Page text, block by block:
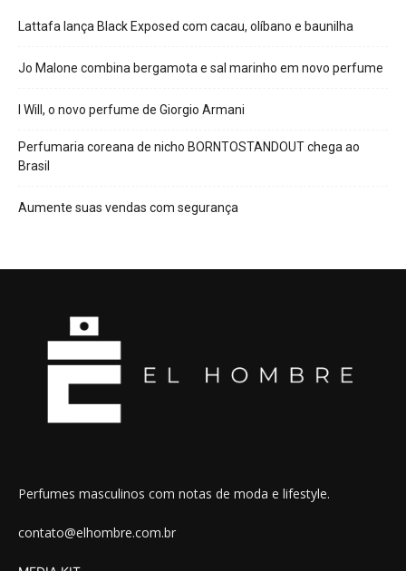
Lattafa lança Black Exposed com cacau, olíbano e baunilha
Jo Malone combina bergamota e sal marinho em novo perfume
I Will, o novo perfume de Giorgio Armani
Perfumaria coreana de nicho BORNTOSTANDOUT chega ao
Brasil
Aumente suas vendas com segurança
Perfumes masculinos com notas de moda e lifestyle.
contato@elhombre.com.br